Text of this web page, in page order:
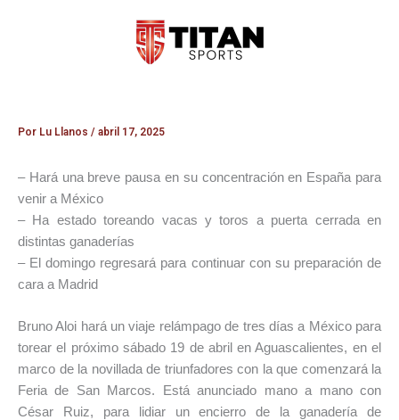
Por Lu Llanos / abril 17, 2025
– Hará una breve pausa en su concentración en España para
venir a México
– Ha estado toreando vacas y toros a puerta cerrada en
distintas ganaderías
– El domingo regresará para continuar con su preparación de
cara a Madrid
Bruno Aloi hará un viaje relámpago de tres días a México para
torear el próximo sábado 19 de abril en Aguascalientes, en el
marco de la novillada de triunfadores con la que comenzará la
Feria de San Marcos. Está anunciado mano a mano con
César Ruiz, para lidiar un encierro de la ganadería de